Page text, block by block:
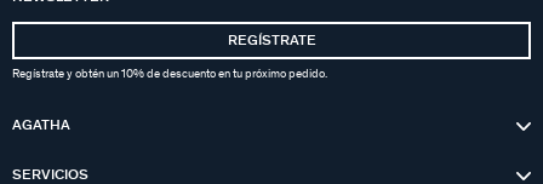
REGÍSTRATE
Regístrate y obtén un 10% de descuento en tu próximo pedido.
AGATHA
SERVICIOS